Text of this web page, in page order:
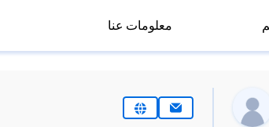
معلومات عنا